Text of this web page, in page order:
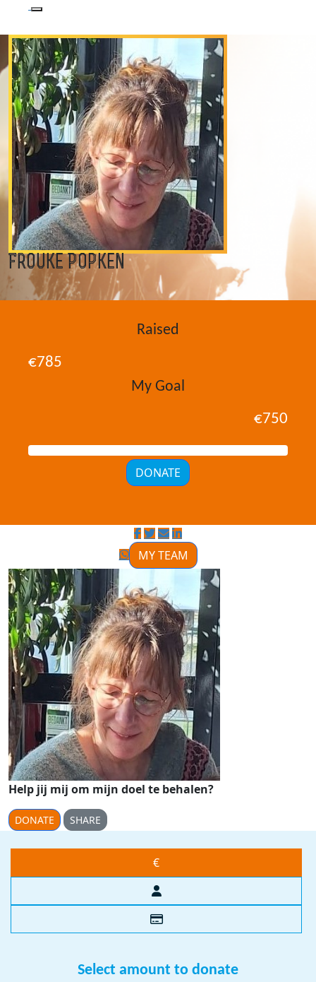
Frouke Popken
Raised
€785
My Goal
€750
DONATE
MY TEAM
Help jij mij om mijn doel te behalen?
DONATE SHARE
€
Select amount to donate